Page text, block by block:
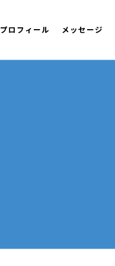
プロフィール メッセージ